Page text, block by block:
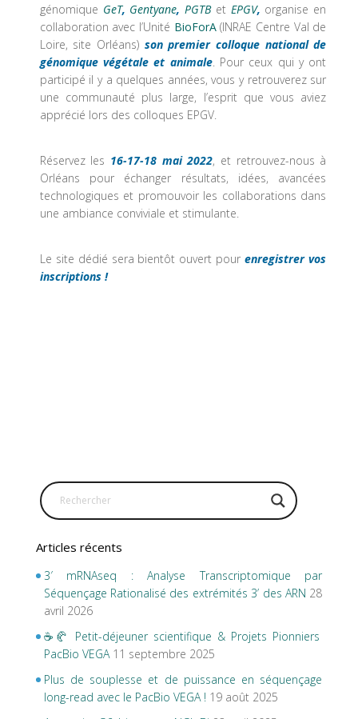
génomique GeT, Gentyane,PGTBet EPGV, organise en
collaboration avec l’Unité BioForA(INRAE Centre Val de
Loire, site Orléans) son premier colloque national de
génomique végétale et animale. Pour ceux qui y ont
participé il y a quelques années, vous y retrouverez sur
une communauté plus large, l’esprit que vous aviez
apprécié lors des colloques EPGV.
Réservez les 16-17-18 mai 2022, et retrouvez-nous à
Orléans pour échanger résultats, idées, avancées
technologiques et promouvoir les collaborations dans
une ambiance conviviale et stimulante.
Le site dédié sera bientôt ouvert pourenregistrer vos
inscriptions !
Articles récents
3′ mRNAseq : Analyse Transcriptomique par
Séquençage Rationalisé des extrémités 3’ des ARN 28
avril 2026
☕🥐 Petit-déjeuner scientifique & Projets Pionniers
PacBio VEGA 11 septembre 2025
Plus de souplesse et de puissance en séquençage
long-read avec le PacBio VEGA ! 19 août 2025